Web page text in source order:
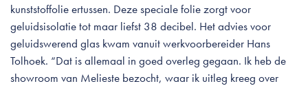
kunststoffolie ertussen. Deze speciale folie zorgt voor
geluidsisolatie tot maar liefst 38 decibel. Het advies voor
geluidswerend glas kwam vanuit werkvoorbereider Hans
Tolhoek. “Dat is allemaal in goed overleg gegaan. Ik heb de
showroom van Melieste bezocht, waar ik uitleg kreeg over